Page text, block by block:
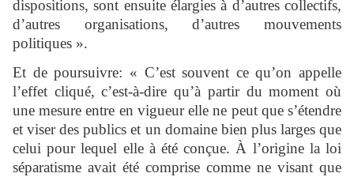
dispositions, sont ensuite élargies à d’autres collectifs,
d’autres organisations, d’autres mouvements
politiques ».
Et de poursuivre: « C’est souvent ce qu’on appelle
l’effet cliqué, c’est-à-dire qu’à partir du moment où
une mesure entre en vigueur elle ne peut que s’étendre
et viser des publics et un domaine bien plus larges que
celui pour lequel elle à été conçue. À l’origine la loi
séparatisme avait été comprise comme ne visant que